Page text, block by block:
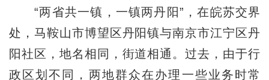
“两省共一镇，一镇两丹阳”，在皖苏交界
处，马鞍山市博望区丹阳镇与南京市江宁区丹
阳社区，地名相同，街道相通。过去，由于行
政区划不同，两地群众在办理一些业务时常